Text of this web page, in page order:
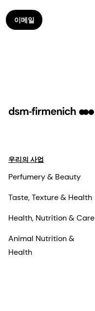
이메일
우리의 사업
Perfumery & Beauty
Taste, Texture & Health
Health, Nutrition & Care
Animal Nutrition &
Health